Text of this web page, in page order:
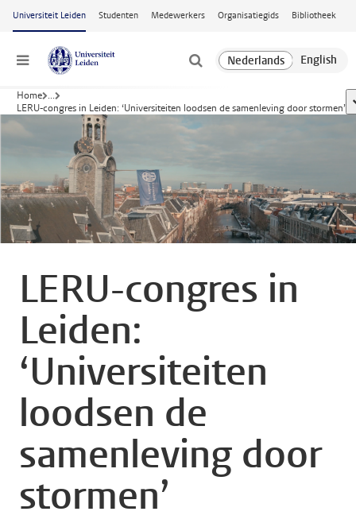
Ga naar hoofdinhoud
Universiteit Leiden Studenten Medewerkers Organisatiegids Bibliotheek
Menu
Home ...
LERU-congres in Leiden: ‘Universiteiten loodsen de samenleving door stormen’
LERU-congres in
Leiden:
‘Universiteiten
loodsen de
samenleving door
stormen’